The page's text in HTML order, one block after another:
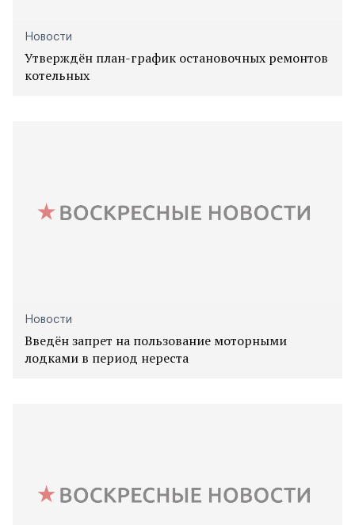
Новости
Утверждён план-график остановочных ремонтов
котельных
Новости
Введён запрет на пользование моторными
лодками в период нереста